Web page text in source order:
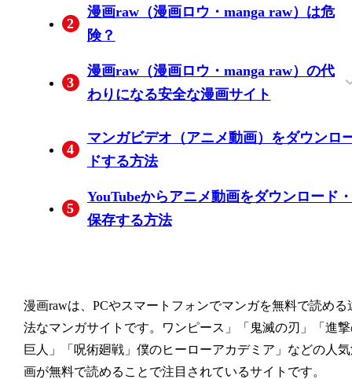
2
漫画raw（漫画ロウ・manga raw）は危
険？
3
漫画raw（漫画ロウ・manga raw）の代
わりになる安全な漫画サイト
んが王国」
「eBookJapan」
4
マンガビデオ（アニメ動画）をダウンロ
ドする方法
5
YouTubeからアニメ動画をダウンロード・
保存する方法
漫画rawは、PCやスマートフォンでマンガを無料で読める
法なマンガサイトです。ワンピース」「鬼滅の刃」「進
巨人」「呪術廻戦」僕のヒーローアカデミア」などの人
画が無料で読めることで注目されているサイトです。